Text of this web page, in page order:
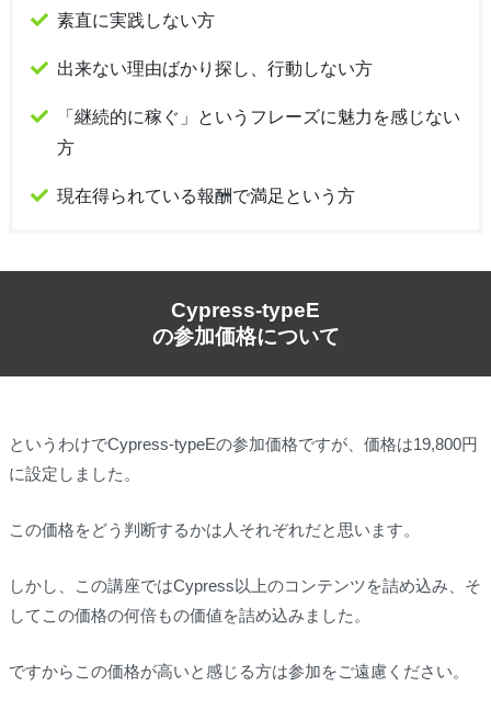
素直に実践しない方
出来ない理由ばかり探し、行動しない方
「継続的に稼ぐ」というフレーズに魅力を感じない
方
現在得られている報酬で満足という方
Cypress-typeE
の参加価格について
というわけでCypress-typeEの参加価格ですが、価格は19,800円
に設定しました。
この価格をどう判断するかは人それぞれだと思います。
しかし、この講座ではCypress以上のコンテンツを詰め込み、そ
してこの価格の何倍もの価値を詰め込みました。
ですからこの価格が高いと感じる方は参加をご遠慮ください。